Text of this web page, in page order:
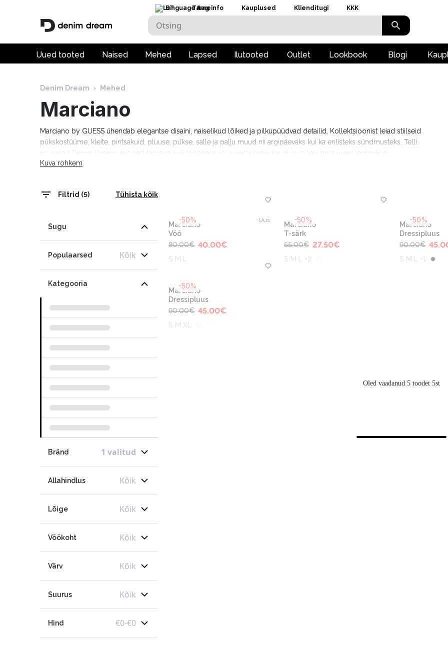
ET Tarneinfo Kauplused Klienditugi KKK
Uued tooted Naised Mehed Lapsed Ilutooted Outlet Lookbook Blogi
Denim Dream › Mehed
Marciano
Marciano by GUESS ühendab elegantse disaini, naiselikud lõiked ja pilkupüüdvad detailid. Kollektsioonist leiad stiilseid
pükskostüüme, kleite, pintsakuid, pluuse, pükse, salle ja palju muud nii argipäevaks kui ka erilisteks sündmusteks. Telli
Kuva rohkem
Filtrid (5) Tühista kõik
Sugu
Populaarsed Kõik
Kategooria
Bränd 1 valitud
Allahindlus Kõik
Lõige Kõik
Vöökoht Kõik
Värv Kõik
Suurus Kõik
Hind €0-€0
-50% Uus
Marciano
Vöö
80.00€ 40.00€
S M L
-50%
Marciano
T-särk
55.00€ 27.50€
S M L +2
-50%
Marciano
Dressipluus
90.00€
S M L +1
-50%
Marciano
Dressipluus
90.00€ 45.00€
S M XL
Oled vaadanud 5 toodet 5st